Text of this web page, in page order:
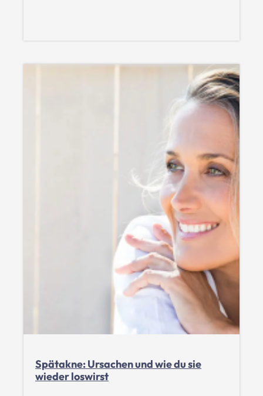
Spätakne: Ursachen und wie du sie
wieder loswirst